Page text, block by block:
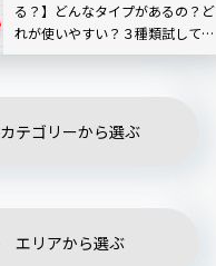
る？】どんなタイプがあるの？ど
れが使いやすい？３種類試してみ
た
カテゴリーから選ぶ
エリアから選ぶ